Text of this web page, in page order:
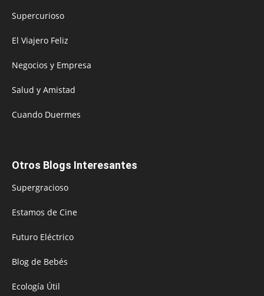
Supercurioso
El Viajero Feliz
Negocios y Empresa
Salud y Amistad
Cuando Duermes
Otros Blogs Interesantes
Supergracioso
Estamos de Cine
Futuro Eléctrico
Blog de Bebés
Ecología Útil